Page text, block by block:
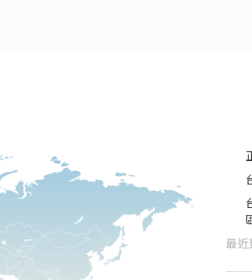
最